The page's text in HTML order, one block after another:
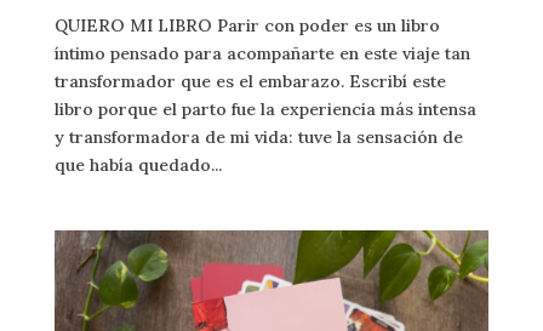
QUIERO MI LIBRO Parir con poder es un libro
íntimo pensado para acompañarte en este viaje tan
transformador que es el embarazo. Escribí este
libro porque el parto fue la experiencia más intensa
y transformadora de mi vida: tuve la sensación de
que había quedado...